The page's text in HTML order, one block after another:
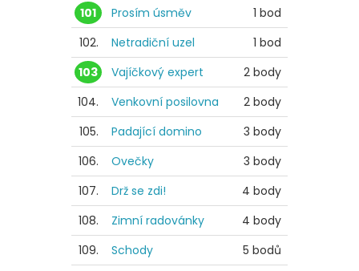
101 Prosím úsměv
1 bod
102.
Netradiční uzel
1 bod
103
Vajíčkový expert
2 body
104.
Venkovní posilovna
2 body
105.
Padající domino
3 body
106.
Ovečky
3 body
107.
Drž se zdi!
4 body
108.
Zimní radovánky
4 body
109.
Schody
5 bodů